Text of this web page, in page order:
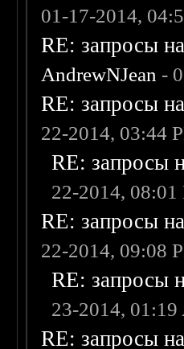
01-17-2014,
RE: запросы
AndrewNJean -
RE: запросы
22-2014, 03:44
RE: запросы
22-2014, 08:01
RE: запросы
22-2014, 09:08
RE: запросы
23-2014,
RE: запросы